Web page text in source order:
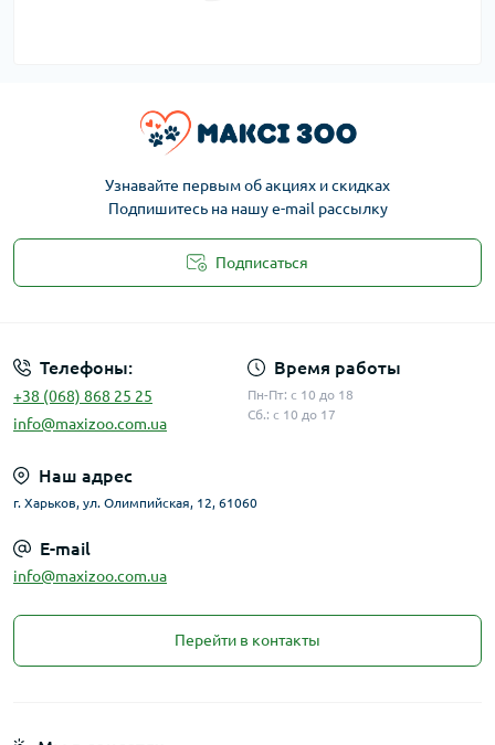
Узнавайте первым об акциях и скидках
Подпишитесь на нашу e-mail рассылку
Подписаться
Телефоны:
+38 (068) 868 25 25
info@maxizoo.com.ua
Время работы
Пн-Пт: с 10 до 18
Сб.: с 10 до 17
Наш адрес
г. Харьков, ул. Олимпийская, 12, 61060
E-mail
info@maxizoo.com.ua
Перейти в контакты